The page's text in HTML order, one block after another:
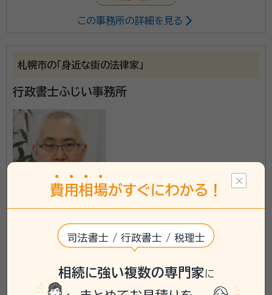
お客様の要望・心情を相続に反映させるため、お声を聞
一緒に作り上げることをポリシーとしております。
資格等：行政書士、宅地建物取引士、終活アドバイザー
所属団体：北海道行政書士会
この事務所の詳細を見る
札幌市の「身近な街の法律家」
行政書士ふじい事務所
北海道札幌市に対応可能
西18丁目駅 徒歩8分
\「いい相続」にてご相談を承ります/
費用 相場がすぐにわかる！
司法書士 / 行政書士 / 税理士
相続に強い複数の専門家に